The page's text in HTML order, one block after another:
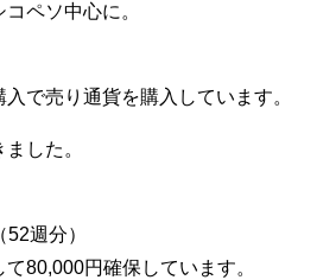
ペソ中心に。
で売り通貨を購入しています。
した。
週分）
80,000円確保しています。